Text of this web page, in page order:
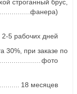
строганный брус,
фанера)
2-5 рабочих дней
30%, при заказе по
фото
18 месяцев